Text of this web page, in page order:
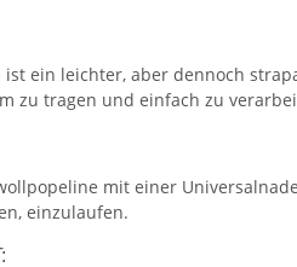
ist ein leichter, aber dennoch
zu tragen und einfach zu
mit einer
einzulaufen.